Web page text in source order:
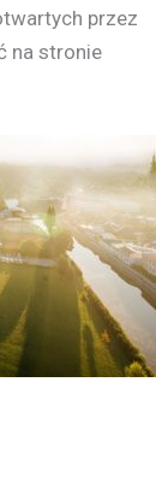
przez
na stronie